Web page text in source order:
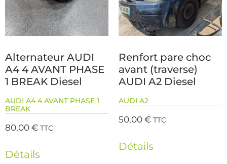
Alternateur AUDI
A4 4 AVANT PHASE
1 BREAK Diesel
AUDI A4 4 AVANT PHASE 1
BREAK
80,00€ TTC
Détails
Renfort pare choc
avant (traverse)
AUDI A2 Diesel
AUDI A2
50,00€ TTC
Détails